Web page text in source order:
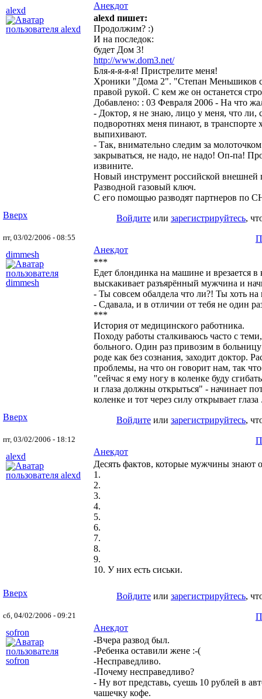
alexd
Анекдот
alexd пишет:
Продолжим? :)
И на последок:
будет Дом 3!
http://www.dom3.net/
Бля-я-я-я-я! Пристрелите меня!
Хроники "Дома 2". "Степан Меньшиков
правой рукой. С кем же он останется
Добавлено: : 03 Февраля 2006 - На что
- Доктор, я не знаю, лицо у меня, что ли,
подворотнях меня пинают, в транспорте
выпихивают.
- Так, внимательно следим за
закрываться, не надо, не надо! Оп-па!
извините.
Новый инструмент российской внешней
Разводной газовый ключ.
С его помощью разводят партнеров по
Вверх
Войдите или зарегистрируйтесь,
пт, 03/02/2006 - 08:55
dimmesh
Анекдот
***
Едет блондинка на машине и врезается
выскакивает разъярённый мужчина и
- Ты совсем обалдела что ли?! Ты хоть на
- Сдавала, и в отличии от тебя не один
***
История от медицинского работника.
Походу работы сталкиваюсь часто с
больного. Один раз привозим в больницу
роде как без сознания, заходит доктор.
проблемы, на что он говорит нам, так
"сейчас я ему ногу в коленке буду
и глаза должны открыться" - начинает
коленке и тот через силу открывает
Вверх
Войдите или зарегистрируйтесь,
пт, 03/02/2006 - 18:12
alexd
Анекдот
Десять фактов, которые мужчины знают
1.
2.
3.
4.
5.
6.
7.
8.
9.
10. У них есть сиськи.
Вверх Войдите или зарегистрируйтесь,
сб, 04/02/2006 - 09:21
sofron
Анекдот
-Вчера развод был.
-Ребенка оставили жене :-(
-Несправедливо.
-Почему несправедливо?
- Ну вот представь, суешь 10 рублей в
чашечку кофе.